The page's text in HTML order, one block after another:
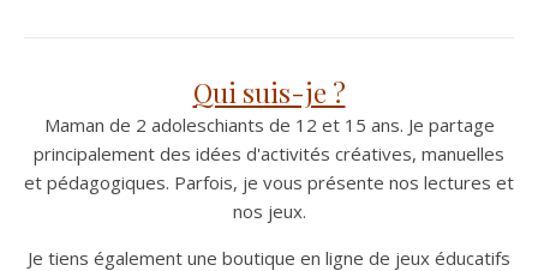
Qui suis-je ?
Maman de 2 adoleschiants de 12 et 15 ans. Je partage
principalement des idées d'activités créatives, manuelles
et pédagogiques. Parfois, je vous présente nos lectures et
nos jeux.
Je tiens également une boutique en ligne de jeux éducatifs